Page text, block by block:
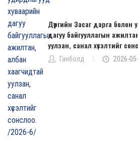
Дүүргийн Засаг дарга
дагуу байгууллагын
уулзан, санал хүсэлтийг
Ганболд 2026-